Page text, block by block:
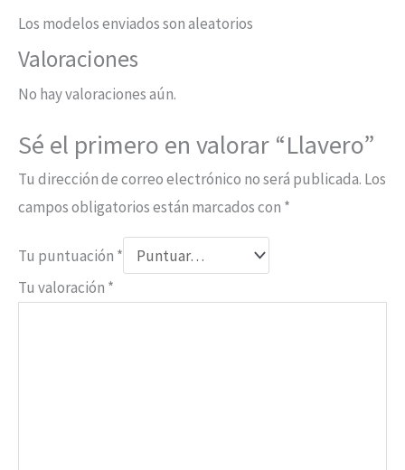
Los modelos enviados son aleatorios
Valoraciones
No hay valoraciones aún.
Sé el primero en valorar “Llavero”
Tu dirección de correo electrónico no será publicada. Los
campos obligatorios están marcados con *
Tu puntuación *
Tu valoración *